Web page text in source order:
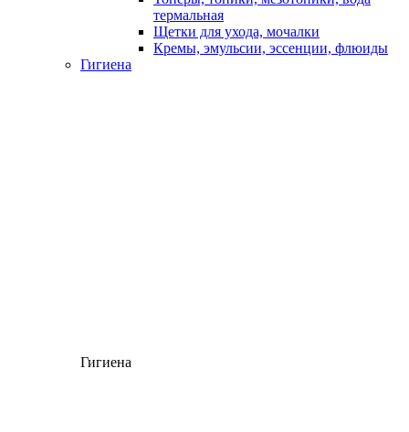
термальная
Щетки для ухода, мочалки
Кремы, эмульсии, эссенции, флюиды
Гигиена
Гигиена